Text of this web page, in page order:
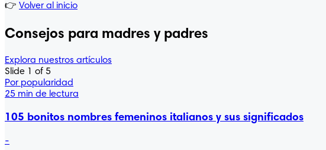
👉 Volver al inicio
Consejos para madres y padres
Explora nuestros artículos
Slide 1 of 5
Por popularidad
25 min de lectura
105 bonitos nombres femeninos italianos y sus significados
-